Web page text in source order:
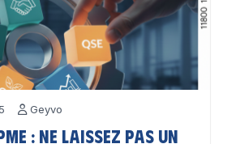
Geyvo
: ne laissez pas un